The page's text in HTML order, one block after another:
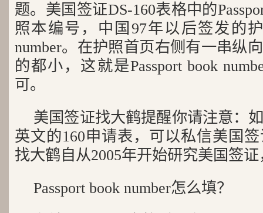
题。美国签证DS-160表格中的
照本编号，中国97年以后签发的护
number。在护照首页右侧有一串纵
的都小，这就是Passport book
可。
美国签证找大鹤提醒你请注意：
英文的160申请表，可以私信美国
找大鹤自从2005年开始研究美国签
Passport book number怎么填？